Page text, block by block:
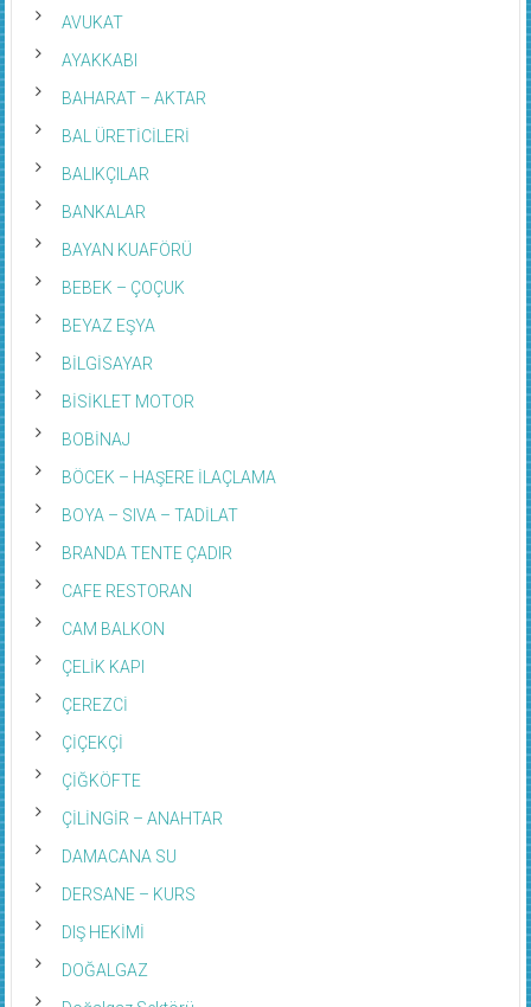
AVUKAT
AYAKKABI
BAHARAT – AKTAR
BAL ÜRETİCİLERİ
BALIKÇILAR
BANKALAR
BAYAN KUAFÖRÜ
BEBEK – ÇOÇUK
BEYAZ EŞYA
BİLGİSAYAR
BİSİKLET MOTOR
BOBİNAJ
BÖCEK – HAŞERE İLAÇLAMA
BOYA – SIVA – TADİLAT
BRANDA TENTE ÇADIR
CAFE RESTORAN
CAM BALKON
ÇELİK KAPI
ÇEREZCİ
ÇİÇEKÇİ
ÇİĞKÖFTE
ÇİLİNGİR – ANAHTAR
DAMACANA SU
DERSANE – KURS
DIŞ HEKİMİ
DOĞALGAZ